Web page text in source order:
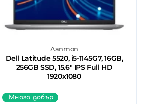
Лаптоп
Dell Latitude 5520, i5-1145G7, 16GB,
256GB SSD, 15.6" IPS Full HD
1920x1080
Много добър